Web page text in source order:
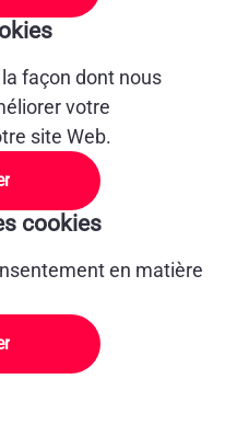
façon dont nous
votre
site Web.
cookies
en matière